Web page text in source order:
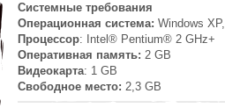
Системные требования
Операционная система: Windows
Процессор: Intel® Pentium® 2 GHz+
Оперативная память: 2 GB
Видеокарта: 1 GB
Свободное место: 2,3 GB